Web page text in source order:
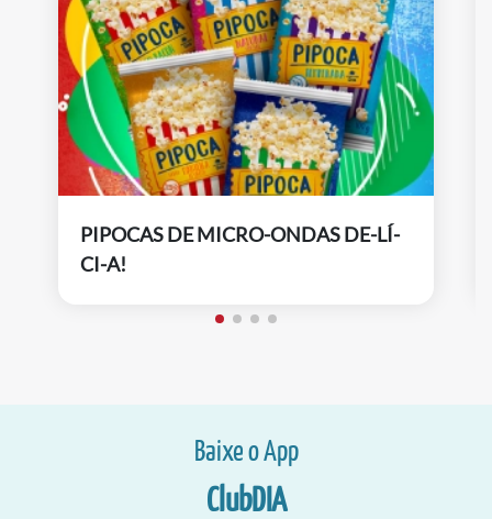
PIPOCAS DE MICRO-ONDAS DE-LÍ-
CI-A!
Baixe o App
ClubDIA